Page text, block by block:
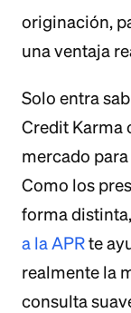
originación,
una ventaja
Solo entra
Credit Karma
mercado
Como los
forma
a la APRte
realmente la
consulta